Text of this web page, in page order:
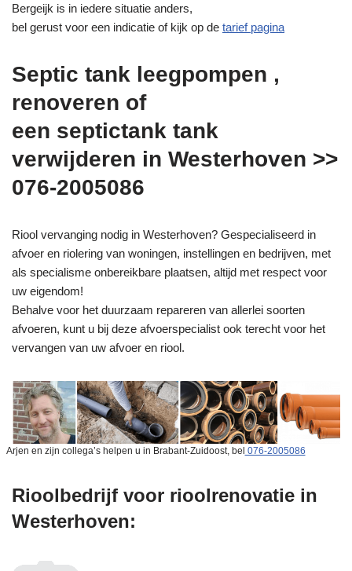
Bergeijk is in iedere situatie anders,
bel gerust voor een indicatie of kijk op de tarief pagina
Septic tank leegpompen ,
renoveren of
een septictank tank
verwijderen in Westerhoven >>
076-2005086
Riool vervanging nodig in Westerhoven? Gespecialiseerd in
afvoer en riolering van woningen, instellingen en bedrijven, met
als specialisme onbereikbare plaatsen, altijd met respect voor
uw eigendom!
Behalve voor het duurzaam repareren van allerlei soorten
afvoeren, kunt u bij deze afvoerspecialist ook terecht voor het
vervangen van uw afvoer en riool.
Arjen en zijn collega’s helpen u in Brabant-Zuidoost, bel 076-2005086
Rioolbedrijf voor rioolrenovatie in
Westerhoven: